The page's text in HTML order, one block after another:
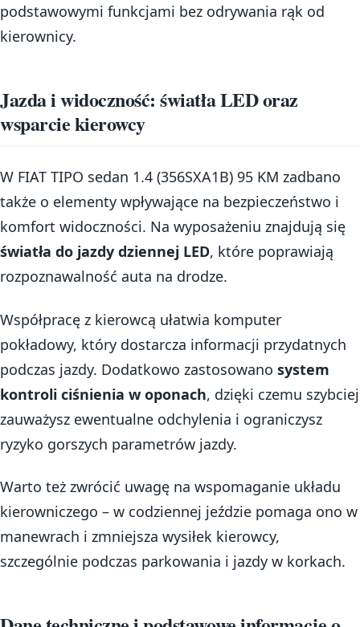
podstawowymi funkcjami bez odrywania rąk od
kierownicy.
Jazda i widoczność: światła LED oraz
wsparcie kierowcy
W FIAT TIPO sedan 1.4 (356SXA1B) 95 KM zadbano
także o elementy wpływające na bezpieczeństwo i
komfort widoczności. Na wyposażeniu znajdują się
światła do jazdy dziennej LED, które poprawiają
rozpoznawalność auta na drodze.
Współpracę z kierowcą ułatwia komputer
pokładowy, który dostarcza informacji przydatnych
podczas jazdy. Dodatkowo zastosowano system
kontroli ciśnienia w oponach, dzięki czemu szybciej
zauważysz ewentualne odchylenia i ograniczysz
ryzyko gorszych parametrów jazdy.
Warto też zwrócić uwagę na wspomaganie układu
kierowniczego – w codziennej jeździe pomaga ono w
manewrach i zmniejsza wysiłek kierowcy,
szczególnie podczas parkowania i jazdy w korkach.